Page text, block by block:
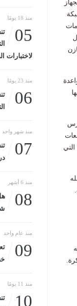
منذ 18 يومًا
05
لاختبارات
منذ 23 يومًا
06
منذ شهر واحد
07
منذ 6 أشهر
08
منذ عام واحد
09
منذ 11 يومًا
10